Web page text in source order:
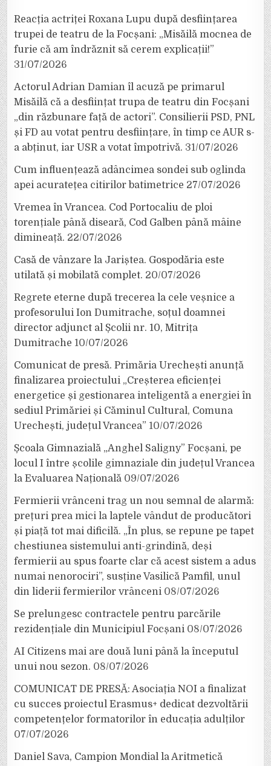
Reacția actriței Roxana Lupu după desființarea
trupei de teatru de la Focșani: „Misăilă mocnea de
furie că am îndrăznit să cerem explicații!”
31/07/2026
Actorul Adrian Damian îl acuză pe primarul
Misăilă că a desființat trupa de teatru din Focșani
„din răzbunare față de actori”. Consilierii PSD, PNL
și FD au votat pentru desființare, în timp ce AUR s-
a abținut, iar USR a votat împotrivă. 31/07/2026
Cum influențează adâncimea sondei sub oglinda
apei acuratețea citirilor batimetrice 27/07/2026
Vremea în Vrancea. Cod Portocaliu de ploi
torențiale până diseară, Cod Galben până mâine
dimineață. 22/07/2026
Casă de vânzare la Jariștea. Gospodăria este
utilată și mobilată complet. 20/07/2026
Regrete eterne după trecerea la cele veșnice a
profesorului Ion Dumitrache, soțul doamnei
director adjunct al Școlii nr. 10, Mitrița
Dumitrache 10/07/2026
Comunicat de presă. Primăria Urechești anunță
finalizarea proiectului „Creșterea eficienței
energetice și gestionarea inteligentă a energiei în
sediul Primăriei și Căminul Cultural, Comuna
Urechești, județul Vrancea” 10/07/2026
Școala Gimnazială „Anghel Saligny” Focșani, pe
locul I între școlile gimnaziale din județul Vrancea
la Evaluarea Națională 09/07/2026
Fermierii vrânceni trag un nou semnal de alarmă:
prețuri prea mici la laptele vândut de producători
și piață tot mai dificilă. „În plus, se repune pe tapet
chestiunea sistemului anti-grindină, deși
fermierii au spus foarte clar că acest sistem a adus
numai nenorociri”, susține Vasilică Pamfil, unul
din liderii fermierilor vrânceni 08/07/2026
Se prelungesc contractele pentru parcările
rezidențiale din Municipiul Focșani 08/07/2026
AI Citizens mai are două luni până la începutul
unui nou sezon. 08/07/2026
COMUNICAT DE PRESĂ: Asociația NOI a finalizat
cu succes proiectul Erasmus+ dedicat dezvoltării
competențelor formatorilor în educația adulților
07/07/2026
Daniel Sava, Campion Mondial la Aritmetică